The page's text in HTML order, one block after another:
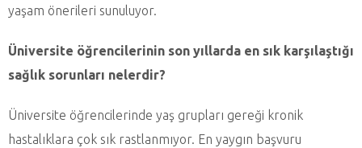
yaşam önerileri sunuluyor.
Üniversite öğrencilerinin son yıllarda en sık karşılaştığı
sağlık sorunları nelerdir?
Üniversite öğrencilerinde yaş grupları gereği kronik
hastalıklara çok sık rastlanmıyor. En yaygın başvuru